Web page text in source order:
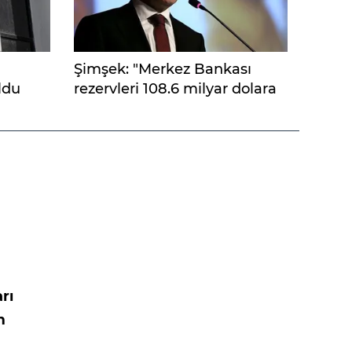
Şimşek: "Merkez Bankası
rezervleri 108.6 milyar dolara